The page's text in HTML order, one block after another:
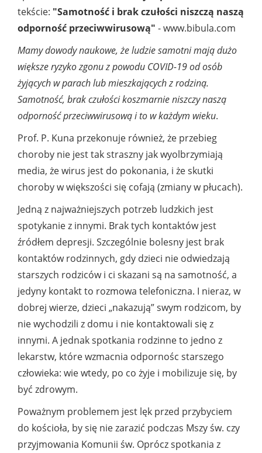
tekście: "Samotność i brak czułości niszczą naszą
odporność przeciwwirusową" - www.bibula.com
Mamy dowody naukowe, że ludzie samotni mają dużo
większe ryzyko zgonu z powodu COVID-19 od osób
żyjących w parach lub mieszkających z rodziną.
Samotność, brak czułości koszmarnie niszczy naszą
odporność przeciwwirusową i to w każdym wieku.
Prof. P. Kuna przekonuje również, że przebieg
choroby nie jest tak straszny jak wyolbrzymiają
media, że wirus jest do pokonania, i że skutki
choroby w większości się cofają (zmiany w płucach).
Jedną z najważniejszych potrzeb ludzkich jest
spotykanie z innymi. Brak tych kontaktów jest
źródłem depresji. Szczególnie bolesny jest brak
kontaktów rodzinnych, gdy dzieci nie odwiedzają
starszych rodziców i ci skazani są na samotność, a
jedyny kontakt to rozmowa telefoniczna. I nieraz, w
dobrej wierze, dzieci „nakazują” swym rodzicom, by
nie wychodzili z domu i nie kontaktowali się z
innymi. A jednak spotkania rodzinne to jedno z
lekarstw, które wzmacnia odpornośc starszego
człowieka: wie wtedy, po co żyje i mobilizuje się, by
być zdrowym.
Poważnym problemem jest lęk przed przybyciem
do kościoła, by się nie zarazić podczas Mszy św. czy
przyjmowania Komunii św. Oprócz spotkania z